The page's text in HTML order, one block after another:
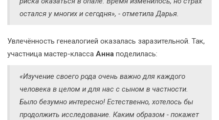
остался у многих и сегодня», - отметила Дарья.
Увлечённость генеалогией оказалась заразительной. Так,
участница мастер-класса Анна поделилась:
«Изучение своего рода очень важно для каждого
человека в целом и для нас с сыном в частности.
Было безумно интересно! Естественно, хотелось бы
продолжить исследование. Каким образом - покажет